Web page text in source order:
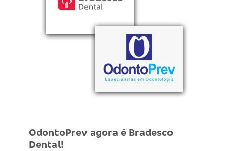
OdontoPrev agora é Bradesco
Dental!